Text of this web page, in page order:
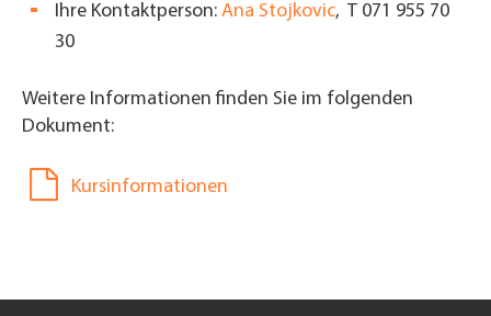
Ihre Kontaktperson: Ana Stojkovic, T 071 955 70
30
Weitere Informationen finden Sie im folgenden
Dokument:
Kursinformationen